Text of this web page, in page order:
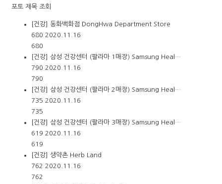
포토 제목 조회
[건강] 동화백화점 DongHwa Department Store
680 2020.11.16
680
[건강] 삼성 건강센터 (팔라마 1매장) Samsung Heal…
790 2020.11.16
790
[건강] 삼성 건강센터 (팔라마 2매장) Samsung Heal…
735 2020.11.16
735
[건강] 삼성 건강센터 (팔라마 3매장) Samsung Heal…
619 2020.11.16
619
[건강] 생약촌 Herb Land
762 2020.11.16
762